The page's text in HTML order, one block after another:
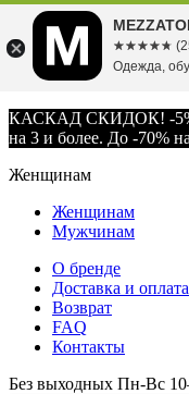
КАСКАД СКИДОК! -5%
на 3 и более. До -70%
Женщинам
Женщинам
Мужчинам
О бренде
Доставка и оплата
Возврат
FAQ
Контакты
Без выходных Пн-Вс
☆☆☆☆☆
★★★★★
Одежда,